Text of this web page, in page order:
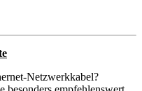
Netzwerkkabel?